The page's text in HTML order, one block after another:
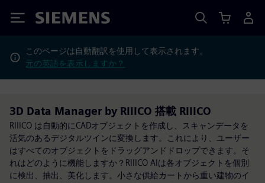
Siemens
このページは自動翻訳を使用して表示されます。
元の英語を表示しますか？
3D Data Manager by RIIICO 搭載 RIIICO
RIIICO は自動的にCADオブジェクトを作成し、スキャンデータを
活気のあるデジタルツインに変換します。これにより、ユーザー
はすべてのオブジェクトをドラッグアンドドロップできます。そ
れはどのように機能しますか？RIIICO AIは各オブジェクトを個別
に検出、抽出、美化します。小さな供給カートから重い建物のイ